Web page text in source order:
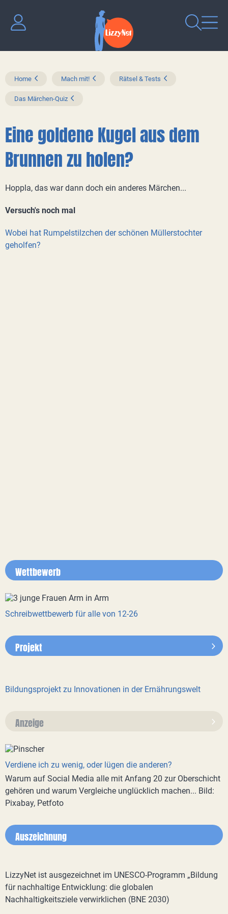
Home Mach mit! Rätsel & Tests
Das Märchen-Quiz
Eine goldene Kugel aus dem
Brunnen zu holen?
Hoppla, das war dann doch ein anderes Märchen...
Versuch's noch mal
Wobei hat Rumpelstilzchen der schönen Müllerstochter
geholfen?
Wettbewerb
Schreibwettbewerb für alle von 12-26
Projekt
Bildungsprojekt zu Innovationen in der Ernährungswelt
Anzeige
Verdiene ich zu wenig, oder lügen die anderen?
Warum auf Social Media alle mit Anfang 20 zur Oberschicht
gehören und warum Vergleiche unglücklich machen... Bild:
Pixabay, Petfoto
Auszeichnung
LizzyNet ist ausgezeichnet im UNESCO-Programm „Bildung
für nachhaltige Entwicklung: die globalen
Nachhaltigkeitsziele verwirklichen (BNE 2030)